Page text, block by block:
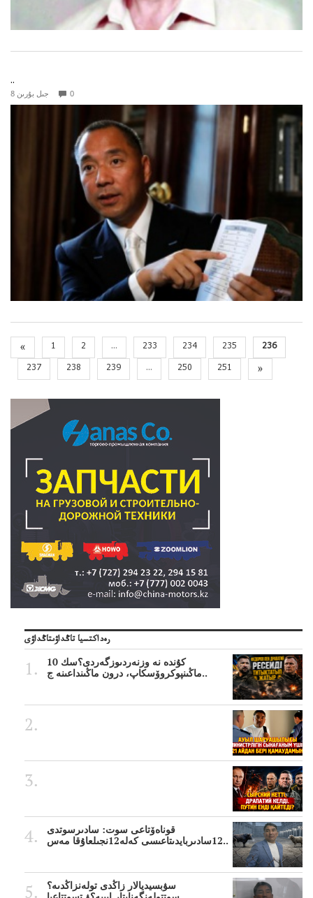
..
8 جىل بۇرىن 0
« 1 2 ... 233 234 235
236
237
238 239 ... 250 251 »
رەداكتسيا تاڭداۋىتاڭداۋى
10 كۇندە نە وزنەردىوزگەردى؟سك
ماڭىنپوكروۆسكاپ، درون ماڭىنداعىنە ج..
قوناەۆتاعى سوت: سادىرسوتدى
12سادىربايدىتاعىسى كەلە12نجىلعاۇقا مەس..
سۋبسيديالار زاڭدى تولەنزاڭدىە؟